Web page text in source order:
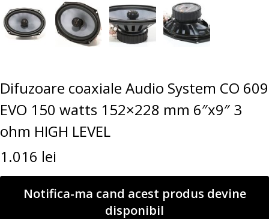
Difuzoare coaxiale Audio System CO 609
EVO 150 watts 152×228 mm 6″x9″ 3
ohm HIGH LEVEL
1.016 lei
Notifica-ma cand acest produs devine
disponibil